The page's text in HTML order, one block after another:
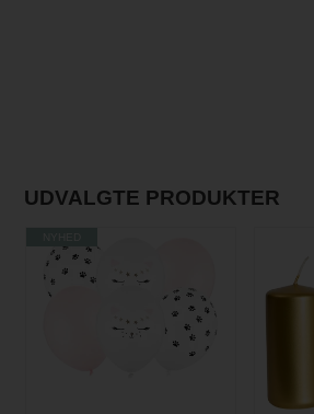
UDVALGTE PRODUKTER